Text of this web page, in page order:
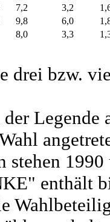
7,2 3,2
9,8 6,0
8,0 3,3
drei bzw.
Legende
stehen
enthält